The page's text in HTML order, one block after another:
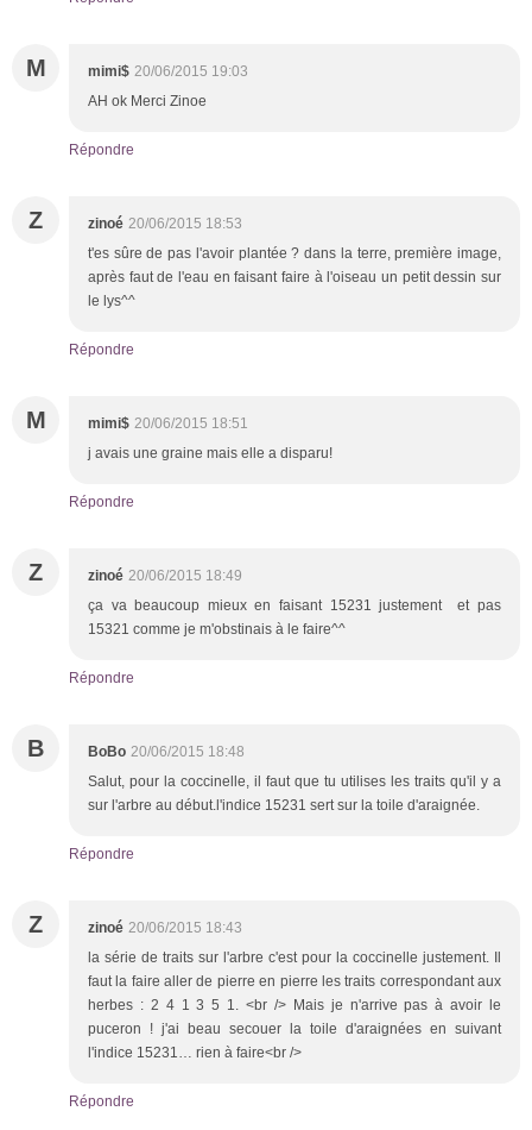
M mimi$ 20/06/2015 19:03
AH ok Merci Zinoe
Répondre
Z zinoé 20/06/2015 18:53
t'es sûre de pas l'avoir plantée ? dans la terre, première image,
après faut de l'eau en faisant faire à l'oiseau un petit dessin sur
le lys^^
Répondre
M mimi$ 20/06/2015 18:51
j avais une graine mais elle a disparu!
Répondre
Z zinoé 20/06/2015 18:49
ça va beaucoup mieux en faisant 15231 justement et pas
15321 comme je m'obstinais à le faire^^
Répondre
B BoBo 20/06/2015 18:48
Salut, pour la coccinelle, il faut que tu utilises les traits qu'il y a
sur l'arbre au début.l'indice 15231 sert sur la toile d'araignée.
Répondre
Z zinoé 20/06/2015 18:43
la série de traits sur l'arbre c'est pour la coccinelle justement. Il
faut la faire aller de pierre en pierre les traits correspondant aux
herbes : 2 4 1 3 5 1. <br /> Mais je n'arrive pas à avoir le
puceron ! j'ai beau secouer la toile d'araignées en suivant
l'indice 15231… rien à faire<br />
Répondre